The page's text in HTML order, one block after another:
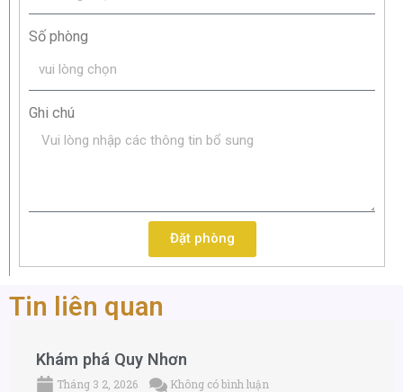
Số phòng
Ghi chú
Đặt phòng
Tin liên quan
Khám phá Quy Nhơn
Tháng 3 2, 2026 Không có bình luận